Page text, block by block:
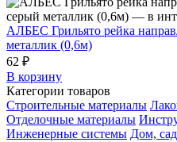
АЛБЕС Грильято рейка
металлик (0,6м)
62 ₽
В корзину
Категории товаров
Строительные материалы
Отделочные материалы
Инженерные системы Дом,